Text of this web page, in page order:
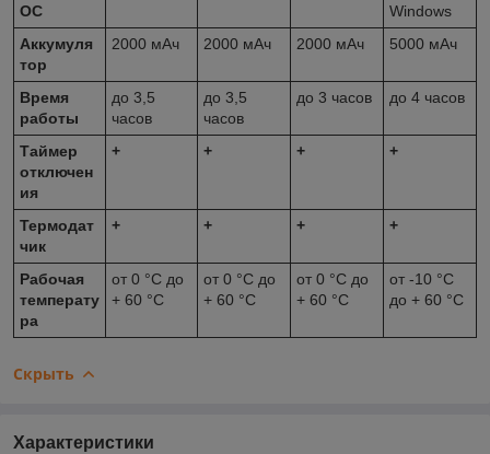
ОС
Windows
Аккумуля
тор
2000 мАч 2000 мАч 2000 мАч 5000 мАч
Время
работы
до 3,5
часов
до 3,5
часов
до 3 часов до 4 часов
Таймер
отключен
ия
+ + + +
Термодат
чик
+ + + +
Рабочая
температу
ра
от 0 °C до
+ 60 °C
от 0 °C до
+ 60 °C
от 0 °C до
+ 60 °C
от -10 °C
до + 60 °C
Скрыть
Характеристики